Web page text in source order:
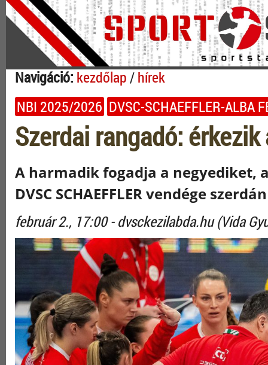
Navigáció: kezdőlap/hírek
NBI 2025/2026 DVSC-SCHAEFFLER-ALBA
Szerdai rangadó: érkezik
A harmadik fogadja a negyediket,
DVSC SCHAEFFLER vendége
február 2., 17:00 - dvsckezilabda.hu (Vida